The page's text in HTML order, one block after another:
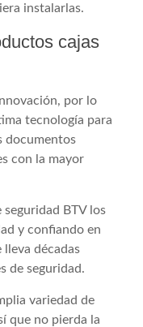
instalarlas.
cajas
por lo
tecnología para
documentos
con la mayor
BTV los
y confiando en
lleva décadas
de seguridad.
variedad de
que no pierda la